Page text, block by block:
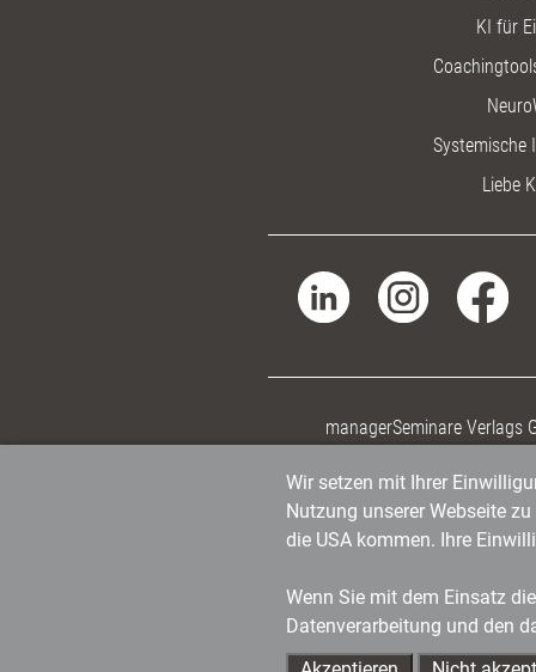
KI für
Systemische
Liebe
managerSeminare Verlags
Wir setzen mit Ihrer
Nutzung unserer Webseite
die USA kommen. Ihre
Wenn Sie mit dem Einsatz
Datenverarbeitung und den